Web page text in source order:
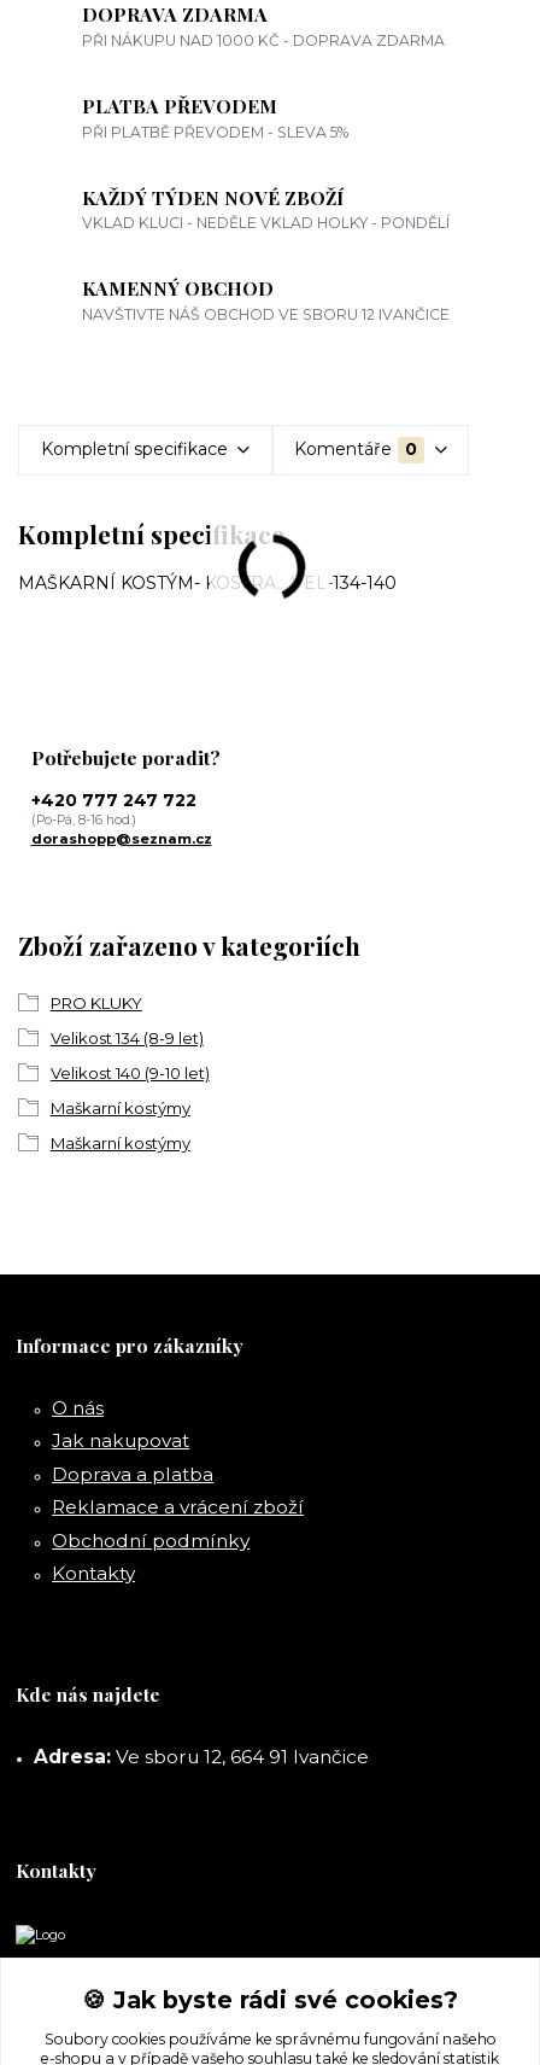
DOPRAVA ZDARMA
PŘI NÁKUPU NAD 1000 KČ - DOPRAVA ZDARMA
PLATBA PŘEVODEM
PŘI PLATBĚ PŘEVODEM - SLEVA 5%
KAŽDÝ TÝDEN NOVÉ ZBOŽÍ
VKLAD KLUCI - NEDĚLE VKLAD HOLKY - PONDĚLÍ
KAMENNÝ OBCHOD
NAVŠTIVTE NÁŠ OBCHOD VE SBORU 12 IVANČICE
Kompletní specifikace Komentáře 0
Kompletní specifikace
MAŠKARNÍ KOSTÝM- KOSTRA... VEL-134-140
Zboží zařazeno v kategoriích
PRO KLUKY
Velikost 134 (8-9 let)
Velikost 140 (9-10 let)
Maškarní kostýmy
Maškarní kostýmy
Potřebujete poradit?
+420 777 247 722
(Po-Pá, 8-16 hod.)
dorashopp@seznam.cz
Informace pro zákazníky
O nás
Jak nakupovat
Doprava a platba
Reklamace a vrácení zboží
Obchodní podmínky
Kontakty
Kde nás najdete
Adresa: Ve sboru 12, 664 91 Ivančice
Kontakty
+420 777 247 722
(Po-Pá, 8-16 hod.)
🍪 Jak byste rádi své cookies?
Soubory cookies používáme ke správnému fungování našeho
e-shopu a v případě vašeho souhlasu také ke sledování statistik